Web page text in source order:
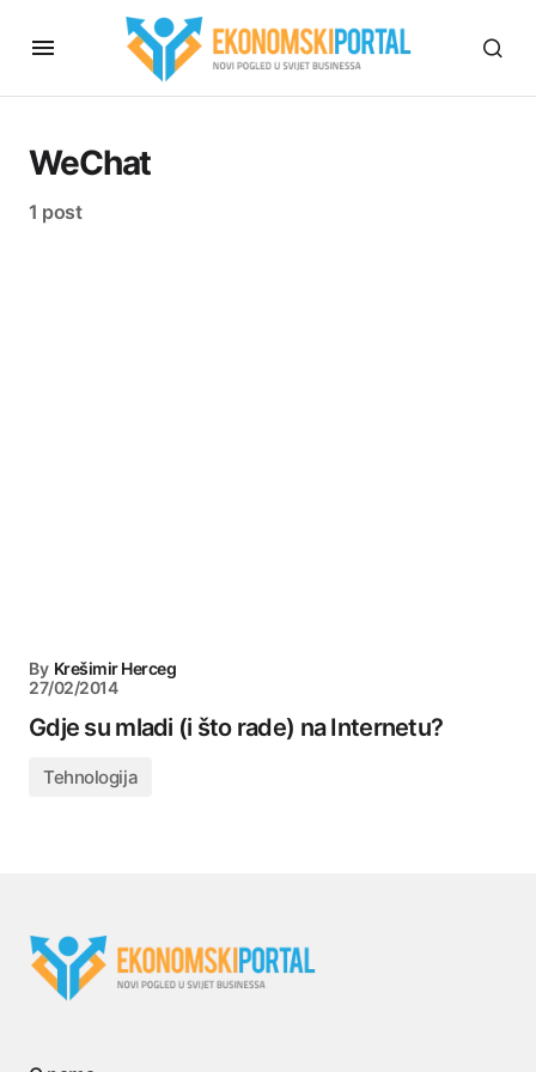
WeChat
1 post
By Krešimir Herceg
27/02/2014
Gdje su mladi (i što rade) na Internetu?
Tehnologija